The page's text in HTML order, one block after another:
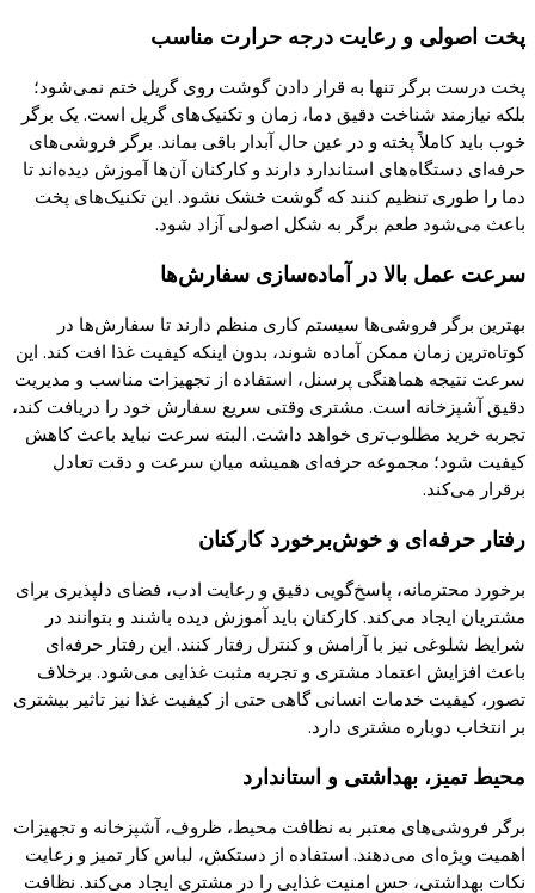
پخت اصولی و رعایت درجه حرارت مناسب
پخت درست برگر تنها به قرار دادنگوشت رویگریل ختم نمی‌شود؛
بلکه نیازمند شناخت دقیق دما، زمان و تکنیک‌هایگریل است. یک برگر
خوب بایدکاملاً پخته و در عین حال آبدار باقی بماند. برگر فروشی‌های
حرفه‌ای دستگاه‌های استاندارد دارند وکارکنانآن‌ها آموزش دیده‌اند تا
دما را طوری تنظیمکنند که گوشت خشک نشود. این تکنیک‌های پخت
باعث می‌شود طعم برگر به شکل اصولی آزاد شود.
سرعت عمل بالا در آماده‌سازی سفارش‌ها
بهترین برگر فروشی‌ها سیستمکاری منظم دارند تا سفارش‌ها در
کوتاه‌ترین زمان ممکن آماده شوند، بدون اینکهکیفیت غذا افتکند. این
سرعت نتیجه هماهنگی پرسنل، استفاده از تجهیزات مناسب و مدیریت
دقیق آشپزخانه است. مشتری وقتی سریع سفارش خود را دریافتکند،
تجربه خرید مطلوب‌تری خواهد داشت. البته سرعت نباید باعثکاهش
کیفیت شود؛ مجموعه حرفه‌ای همیشه میان سرعت و دقت تعادل
برقرار می‌کند.
رفتار حرفه‌ای و خوش‌برخوردکارکنان
برخورد محترمانه، پاسخ‌گویی دقیق و رعایت ادب، فضای دلپذیری برای
مشتریان ایجاد می‌کند. کارکنان باید آموزش دیده باشند و بتوانند در
شرایط شلوغی نیز با آرامش وکنترل رفتارکنند. این رفتار حرفه‌ای
باعث افزایش اعتماد مشتری و تجربه مثبت غذایی می‌شود. برخلاف
تصور،کیفیت خدمات انسانیگاهی حتی ازکیفیت غذا نیز تاثیر بیشتری
بر انتخاب دوباره مشتری دارد.
محیط تمیز، بهداشتی و استاندارد
برگر فروشی‌های معتبر به نظافت محیط، ظروف، آشپزخانه و تجهیزات
اهمیت ویژه‌ای می‌دهند. استفاده از دستکش، لباسکار تمیز و رعایت
نکات بهداشتی، حس امنیت غذایی را در مشتری ایجاد می‌کند. نظافت